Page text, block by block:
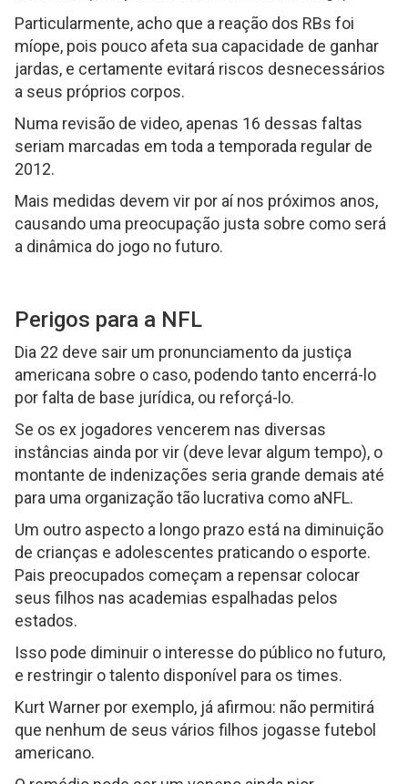
Particularmente, acho que a reação dos RBs foi
míope, pois pouco afeta sua capacidade de ganhar
jardas, e certamente evitará riscos desnecessários
a seus próprios corpos.
Numa revisão de video, apenas 16 dessas faltas
seriam marcadas em toda a temporada regular de
2012.
Mais medidas devem vir por aí nos próximos anos,
causando uma preocupação justa sobre como será
a dinâmica do jogo no futuro.
Perigos para a NFL
Dia 22 deve sair um pronunciamento da justiça
americana sobre o caso, podendo tanto encerrá-lo
por falta de base jurídica, ou reforçá-lo.
Se os ex jogadores vencerem nas diversas
instâncias ainda por vir (deve levar algum tempo), o
montante de indenizações seria grande demais até
para uma organização tão lucrativa como aNFL.
Um outro aspecto a longo prazo está na diminuição
de crianças e adolescentes praticando o esporte.
Pais preocupados começam a repensar colocar
seus filhos nas academias espalhadas pelos
estados.
Isso pode diminuir o interesse do público no futuro,
e restringir o talento disponível para os times.
Kurt Warner por exemplo, já afirmou: não permitirá
que nenhum de seus vários filhos jogasse futebol
americano.